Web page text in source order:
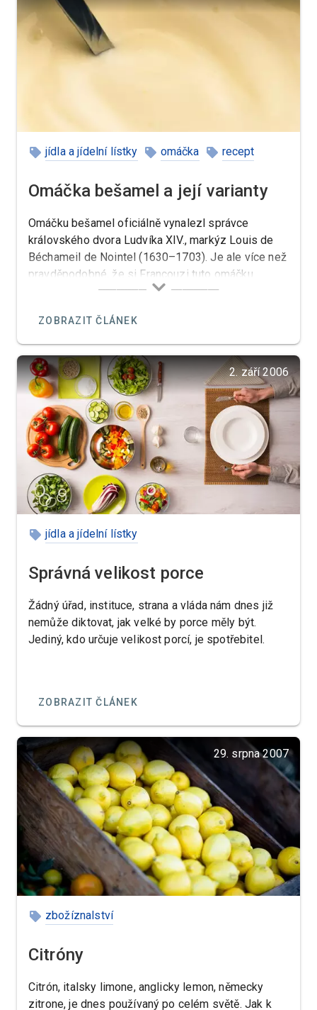
jídla a jídelní lístky omáčka recept
Omáčka bešamel a její varianty
Omáčku bešamel oficiálně vynalezl správce
královského dvora Ludvíka XIV., markýz Louis de
Béchameil de Nointel (1630–1703). Je ale více než
pravděpodobné, že si Francouzi tuto omáčku
přivlastnili od Italů. V Itálii byla tato omáčka již
ZOBRAZIT ČLÁNEK
2. září 2006
jídla a jídelní lístky
Správná velikost porce
Žádný úřad, instituce, strana a vláda nám dnes již
nemůže diktovat, jak velké by porce měly být.
Jediný, kdo určuje velikost porcí, je spotřebitel.
ZOBRAZIT ČLÁNEK
29. srpna 2007
zbožíznalství
Citróny
Citrón, italsky limone, anglicky lemon, německy
zitrone, je dnes používaný po celém světě. Jak k